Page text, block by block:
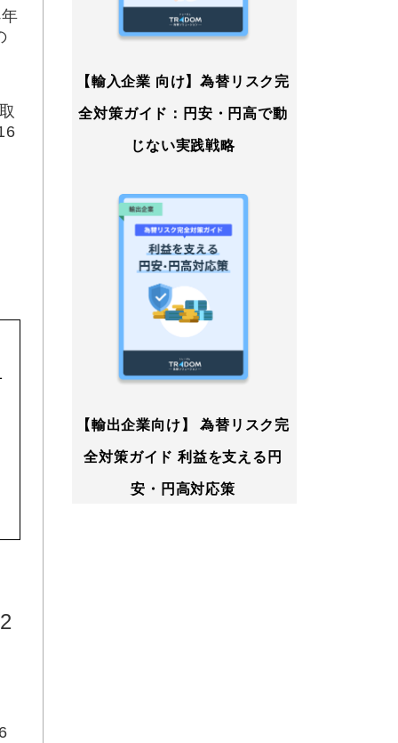
【輸入企業 向け】為替リスク完
全対策ガイド：円安・円高で動
じない実践戦略
【輸出企業向け】 為替リスク完
全対策ガイド 利益を支える円
安・円高対応策